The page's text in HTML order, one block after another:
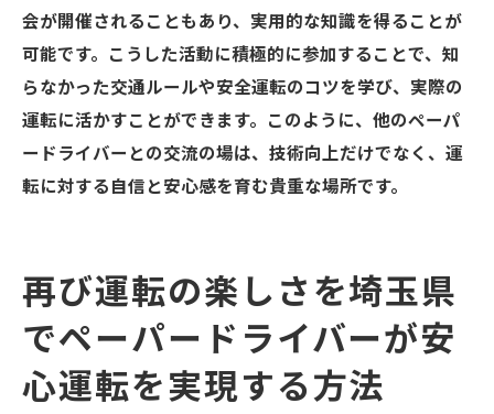
会が開催されることもあり、実用的な知識を得ることが
可能です。こうした活動に積極的に参加することで、知
らなかった交通ルールや安全運転のコツを学び、実際の
運転に活かすことができます。このように、他のペーパ
ードライバーとの交流の場は、技術向上だけでなく、運
転に対する自信と安心感を育む貴重な場所です。
再び運転の楽しさを埼玉県
でペーパードライバーが安
心運転を実現する方法